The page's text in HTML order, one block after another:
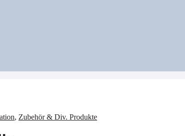
, Zubehör & Div. Produkte